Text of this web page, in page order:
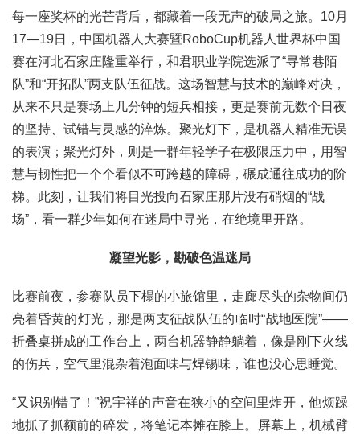
每一座奖杯的光芒背后，都藏着一段无声的破局之旅。10月
17—19日，中国机器人大赛暨RoboCup机器人世界杯中国
赛在河北石家庄隆重举行，和君职业学院选派了“寻常巷陌
队”和“开拓队”两支队伍征战。这场智慧与技术的巅峰对决，
从来不只是赛场上几分钟的短兵相接，更是赛前无数个日夜
的坚持、试错与灵感的淬炼。聚光灯下，是机器人精准无误
的表演；聚光灯外，则是一群年轻学子在极限压力中，用智
慧与韧性把一个个看似不可跨越的障碍，碾成通往成功的阶
梯。此刻，让我们将目光投向石家庄那片没有硝烟的“战
场”，看一群少年如何在迷局中寻光，在绝境里开路。
凝望光影，勘破色温迷局
比赛前夜，参赛队员下榻的小旅馆里，走廊尽头的杂物间仍
亮着昏黄的灯光，那是两支征战队伍的临时“战地医院”——
折叠桌拼成的工作台上，两台机器静静躺着，像是刚下火线
的伤兵，空气里混杂着泡面味与焊锡味，谁也没心思睡觉。
“又识别错了！”祝宇祥的声音在狭小的空间里炸开，他烦躁
地抓了抓额前的碎发，将笔记本摊在膝上。屏幕上，机械臂